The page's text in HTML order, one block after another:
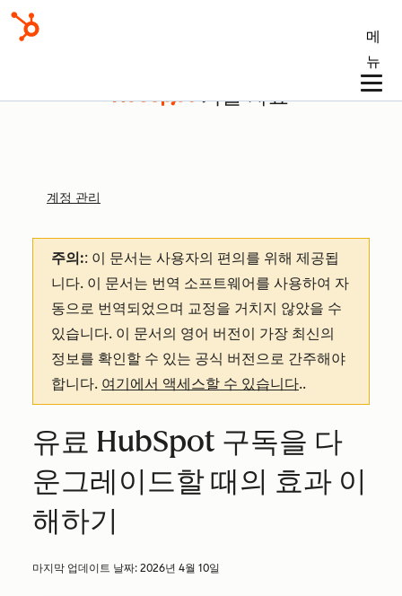
메
뉴
기술 자료
계정 관리
주의:: 이 문서는 사용자의 편의를 위해 제공됩
니다. 이 문서는 번역 소프트웨어를 사용하여 자
동으로 번역되었으며 교정을 거치지 않았을 수
있습니다. 이 문서의 영어 버전이 가장 최신의
정보를 확인할 수 있는 공식 버전으로 간주해야
합니다. 여기에서 액세스할 수 있습니다..
유료 HubSpot 구독을 다
운그레이드할 때의 효과 이
해하기
마지막 업데이트 날짜: 2026년 4월 10일